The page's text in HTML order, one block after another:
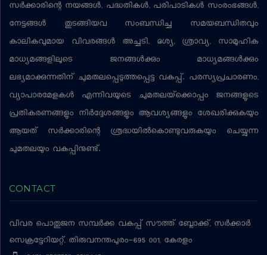
സര്‍ക്കാരിന്റെ നയങ്ങള്‍, പദ്ധതികള്‍, പരിപാടികള്‍ സംരംഭങ്ങള്‍,
നേട്ടങ്ങള്‍ തുടങ്ങിയവ സംബന്ധിച്ച സമയബന്ധിതവും
കാലികവുമായ വിവരങ്ങള്‍ അച്ചടി, ദൃശ്യ, ശ്രാവ്യ, സാമൂഹിക
മാധ്യമങ്ങളിലൂടെ ജനങ്ങള്‍ക്കും മാധ്യമങ്ങള്‍ക്കും
ലഭ്യമാക്കുന്നതിന് ചുമതലപ്പെടുത്തപ്പെട്ട വകുപ്പ്. പരസ്യപ്രചാരണം,
വ്യാപാരമേളകള്‍ എന്നിവയുടെ ചുമതലയ്‌ക്കൊപ്പം ജനങ്ങളുടെ
പ്രതികരണങ്ങളും നിര്‍ദ്ദേശങ്ങളും ആവശ്യങ്ങളും ശേഖരിക്കുകയും
ആയത് സര്‍ക്കാരിന്റെ ശ്രദ്ധയില്‍കൊണ്ടുവരുകയും ചെയ്യുന്ന
ചുമതലയും വകുപ്പിനുണ്ട്.
CONTACT
വിവര പൊതുജന സമ്പര്‍ക്ക വകുപ്പ് സൗത്ത് ബ്ലോക്ക്, സര്‍ക്കാര്‍
സെക്രട്ടേറിയറ്റ്, തിരുവനന്തപുരം-695 001, കേരളം